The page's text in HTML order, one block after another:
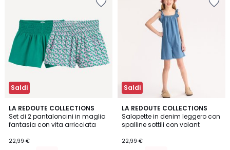
Saldi
LA REDOUTE COLLECTIONS
Set di 2 pantaloncini in maglia
fantasia con vita arricciata
22,99 €
4
/
5
Saldi
LA REDOUTE COLLECTIONS
Salopette in denim leggero con
spalline sottili con volant
22,99 €